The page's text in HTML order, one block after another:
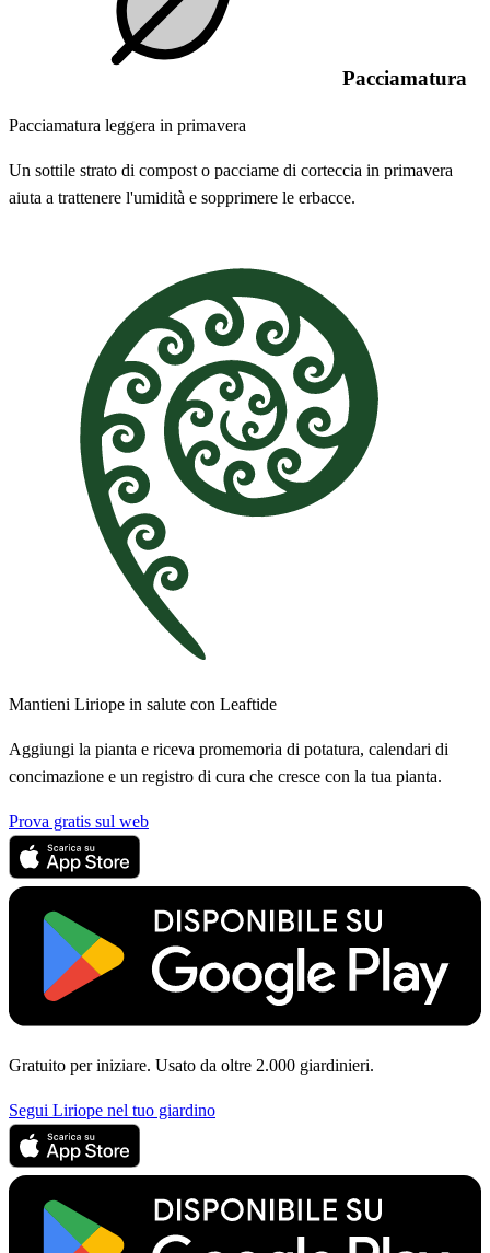
Pacciamatura
Pacciamatura leggera in primavera
Un sottile strato di compost o pacciame di corteccia in primavera
aiuta a trattenere l'umidità e sopprimere le erbacce.
Mantieni Liriope in salute con Leaftide
Aggiungi la pianta e riceva promemoria di potatura, calendari di
concimazione e un registro di cura che cresce con la tua pianta.
Prova gratis sul web
Gratuito per iniziare. Usato da oltre 2.000 giardinieri.
Segui Liriope nel tuo giardino